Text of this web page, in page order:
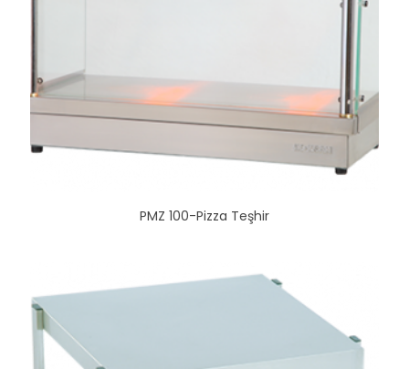
PMZ 100-Pizza Teşhir